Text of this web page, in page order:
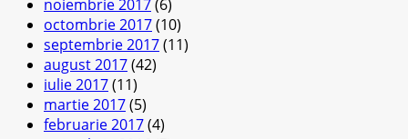
noiembrie 2017(6)
octombrie 2017(10)
septembrie 2017(11)
august 2017(42)
iulie 2017(11)
martie 2017(5)
februarie 2017(4)